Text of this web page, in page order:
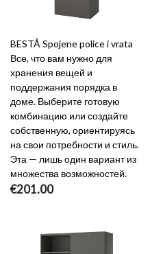
BESTÅ Spojene police i vrata
Все, что вам нужно для
хранения вещей и
поддержания порядка в
доме. Выберите готовую
комбинацию или создайте
собственную, ориентируясь
на свои потребности и стиль.
Эта — лишь один вариант из
множества возможностей.
€201.00